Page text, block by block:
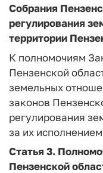
Собрания
регулирования
территории
К полномочиям
Пензенской
земельных
законов
регулирования
за их
Статья 3.
Пензенской